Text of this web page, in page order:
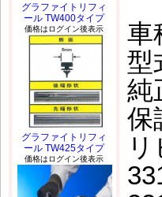
車
型
純
保
グラファイトリフィ
ール TW400タイプ
価格はログイン後表示
グラファイトリフィ
ール TW425タイプ
価格はログイン後表示